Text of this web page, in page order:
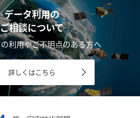
データ利用の
ご相談について
利用やご不明点のある方へ
詳しくはこちら